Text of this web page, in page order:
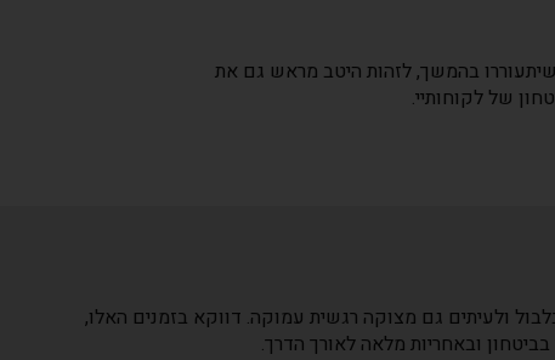
בהמשך, לזהות היטב מראש גם את
של לקוחותיי.
ולעיתים גם מצוקה רגשית עמוקה. דווקא בזמנים האלו,
ובאחריות מלאה לאורך הדרך.